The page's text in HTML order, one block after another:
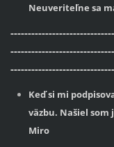
Neuveriteľne sa
Keď si mi
väzbu. Našiel som
Miro